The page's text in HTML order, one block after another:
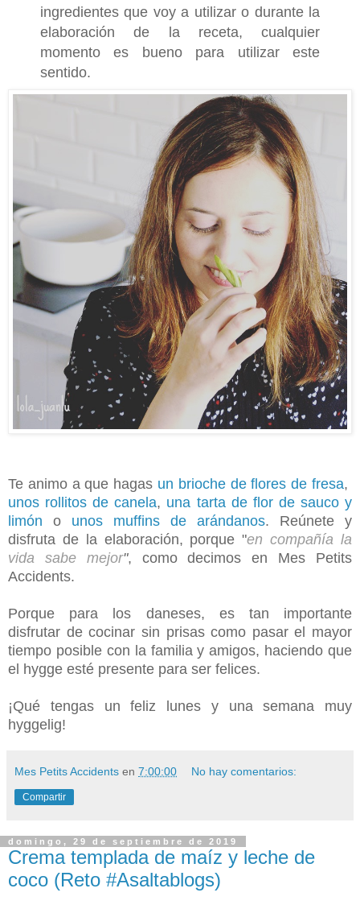
ingredientes que voy a utilizar o durante la
elaboración de la receta, cualquier
momento es bueno para utilizar este
sentido.
Te animo a que hagas un brioche de flores de fresa,
unos rollitos de canela, una tarta de flor de sauco y
limón o unos muffins de arándanos. Reúnete y
disfruta de la elaboración, porque "en compañía la
vida sabe mejor", como decimos en Mes Petits
Accidents.
Porque para los daneses, es tan importante
disfrutar de cocinar sin prisas como pasar el mayor
tiempo posible con la familia y amigos, haciendo que
el hygge esté presente para ser felices.
¡Qué tengas un feliz lunes y una semana muy
hyggelig!
Mes Petits Accidents en 7:00:00 No hay comentarios:
Compartir
domingo, 29 de septiembre de 2019
Crema templada de maíz y leche de
coco (Reto #Asaltablogs)